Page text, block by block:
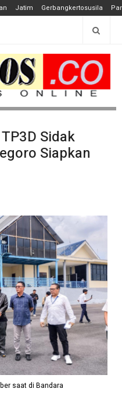
Jatim Gerbangkertosusila
Sidak
Siapkan
saat di Bandara